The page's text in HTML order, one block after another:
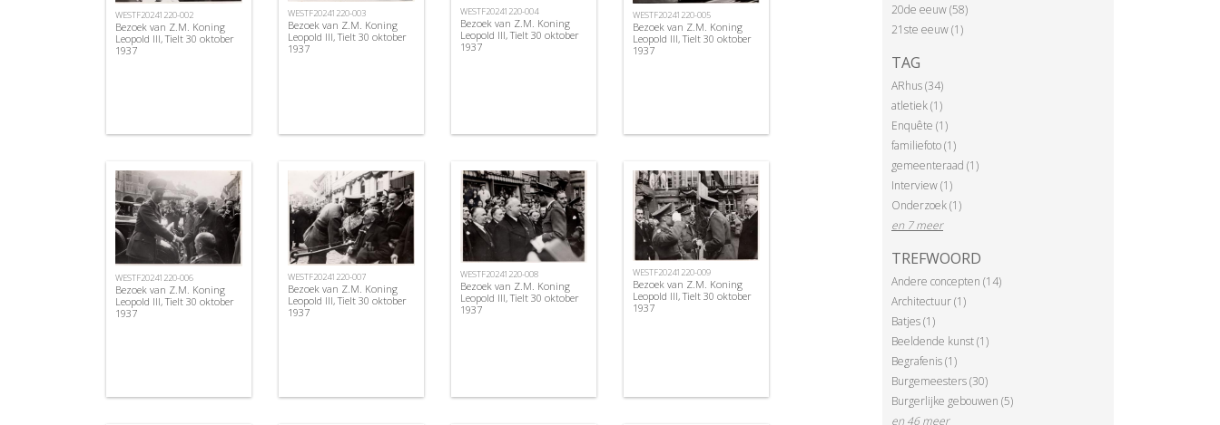
WESTF20241220-002
Bezoek van Z.M. Koning
Leopold III, Tielt 30 oktober
1937
WESTF20241220-003
Bezoek van Z.M. Koning
Leopold III, Tielt 30 oktober
1937
WESTF20241220-004
Bezoek van Z.M. Koning
Leopold III, Tielt 30 oktober
1937
WESTF20241220-005
Bezoek van Z.M. Koning
Leopold III, Tielt 30 oktober
1937
WESTF20241220-006
Bezoek van Z.M. Koning
Leopold III, Tielt 30 oktober
1937
WESTF20241220-007
Bezoek van Z.M. Koning
Leopold III, Tielt 30 oktober
1937
WESTF20241220-008
Bezoek van Z.M. Koning
Leopold III, Tielt 30 oktober
1937
WESTF20241220-009
Bezoek van Z.M. Koning
Leopold III, Tielt 30 oktober
1937
20de eeuw (58)
21ste eeuw (1)
TAG
ARhus (34)
atletiek (1)
Enquête (1)
familiefoto (1)
gemeenteraad (1)
Interview (1)
Onderzoek (1)
en 7 meer
TREFWOORD
Andere concepten (14)
Architectuur (1)
Batjes (1)
Beeldende kunst (1)
Begrafenis (1)
Burgemeesters (30)
Burgerlijke gebouwen (5)
en 46 meer